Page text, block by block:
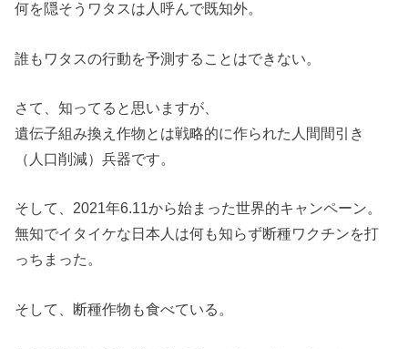
何を隠そうワタスは人呼んで既知外。
誰もワタスの行動を予測することはできない。
さて、知ってると思いますが、
遺伝子組み換え作物とは戦略的に作られた人間間引き
（人口削減）兵器です。
そして、2021年6.11から始まった世界的キャンペーン。
無知でイタイケな日本人は何も知らず断種ワクチンを打
っちまった。
そして、断種作物も食べている。